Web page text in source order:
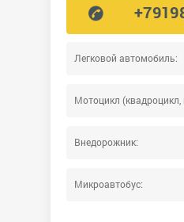
Легковой автомобиль:
Мотоцикл (квадроцикл,
Внедорожник:
Микроавтобус: